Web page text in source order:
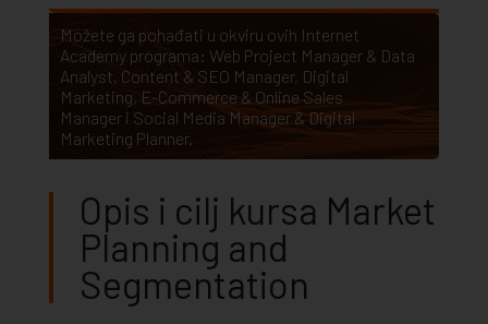
Možete ga pohađati u okviru ovih Internet
Academy programa: Web Project Manager & Data
Analyst, Content & SEO Manager, Digital
Marketing, E-Commerce & Online Sales
Manager i Social Media Manager & Digital
Marketing Planner.
Opis i cilj kursa Market
Planning and
Segmentation